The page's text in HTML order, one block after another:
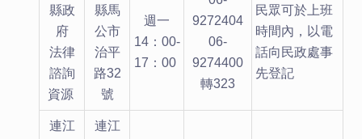
縣政
府
法律
諮詢
資源
縣馬
公市
治平
路32
號
週一
14：00-
17：00
9272404
06-
9274400
轉323
民眾可於上班
時間內，以電
話向民政處事
先登記
連江
連江